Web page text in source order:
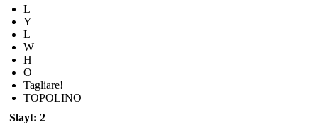
L
Y
L
W
H
O
Tagliare!
TOPOLINO
Slayt: 2